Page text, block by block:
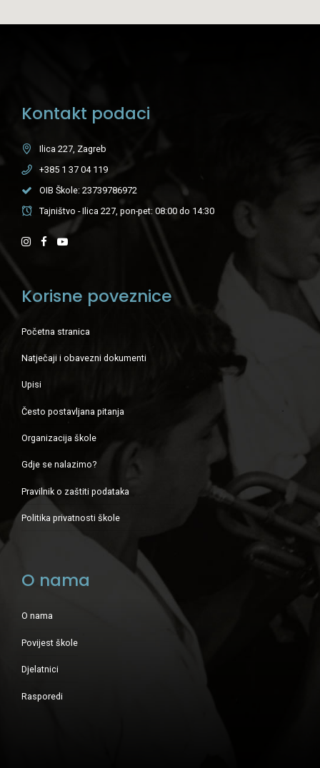
Kontakt podaci
Ilica 227, Zagreb
+385 1 37 04 119
OIB Škole: 23739786972
Tajništvo - Ilica 227, pon-pet: 08:00 do 14:30
Korisne poveznice
Početna stranica
Natječaji i obavezni dokumenti
Upisi
Često postavljana pitanja
Organizacija škole
Gdje se nalazimo?
Pravilnik o zaštiti podataka
Politika privatnosti škole
O nama
O nama
Povijest škole
Djelatnici
Rasporedi